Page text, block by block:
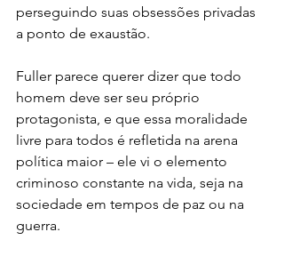
perseguindo suas obsessões privadas
a ponto de exaustão.
Fuller parece querer dizer que todo
homem deve ser seu próprio
protagonista, e que essa moralidade
livre para todos é refletida na arena
política maior – ele vi o elemento
criminoso constante na vida, seja na
sociedade em tempos de paz ou na
guerra.